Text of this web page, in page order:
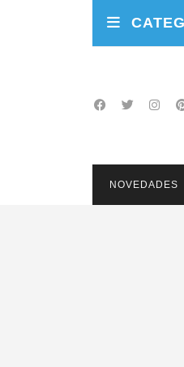
NOVEDADES